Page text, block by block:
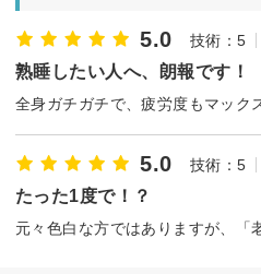
5.0 技術：5
熟睡したい人へ、朗報です！
5.0 技術：5
たった1度で！？